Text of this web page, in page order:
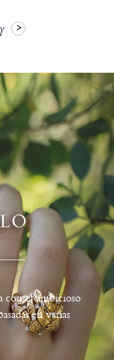
con el ambicioso
en varias